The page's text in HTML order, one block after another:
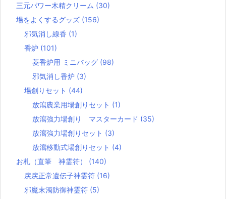
三元パワー木精クリーム (30)
場をよくするグッズ (156)
邪気消し線香 (1)
香炉 (101)
菱香炉用 ミニバッグ (98)
邪気消し香炉 (3)
場創りセット (44)
放瀉農業用場創りセット (1)
放瀉強力場創り マスターカード (35)
放瀉強力場創りセット (3)
放瀉移動式場創りセット (4)
お札（直筆 神霊符） (140)
戻戻正常遺伝子神霊符 (16)
邪魔末濁防御神霊符 (5)